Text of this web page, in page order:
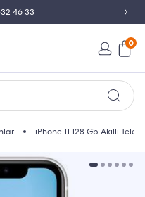
46 33
0
iPhone 11 128 Gb Akıllı